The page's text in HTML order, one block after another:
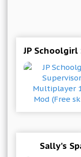
JP
Sally's